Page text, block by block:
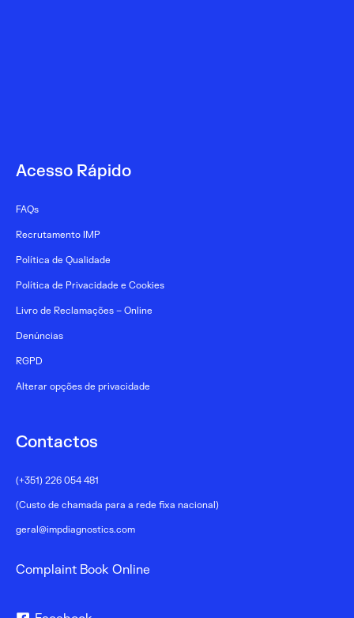
Acesso Rápido
FAQs
Recrutamento IMP
Política de Qualidade
Política de Privacidade e Cookies
Livro de Reclamações – Online
Denúncias
RGPD
Alterar opções de privacidade
Contactos
(+351) 226 054 481
(Custo de chamada para a rede fixa nacional)
geral@impdiagnostics.com
Complaint Book Online